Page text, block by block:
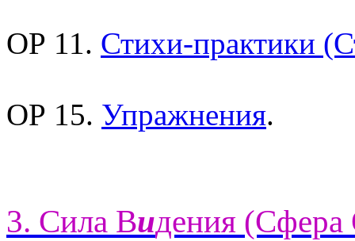
ОР 11. Стихи-практики
ОР 15. Упражнения.
3. Сила Видения (Сфера